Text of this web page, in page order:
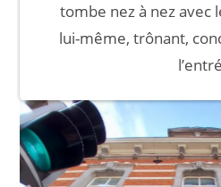
tombe nez à nez avec
lui-même, trônant,